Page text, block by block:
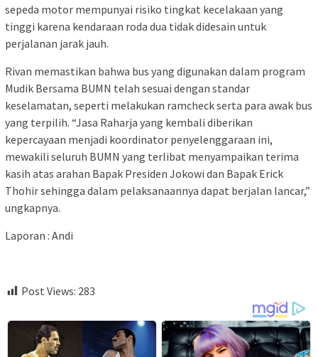
sepeda motor mempunyai risiko tingkat kecelakaan yang
tinggi karena kendaraan roda dua tidak didesain untuk
perjalanan jarak jauh.
Rivan memastikan bahwa bus yang digunakan dalam program
Mudik Bersama BUMN telah sesuai dengan standar
keselamatan, seperti melakukan ramcheck serta para awak bus
yang terpilih. “Jasa Raharja yang kembali diberikan
kepercayaan menjadi koordinator penyelenggaraan ini,
mewakili seluruh BUMN yang terlibat menyampaikan terima
kasih atas arahan Bapak Presiden Jokowi dan Bapak Erick
Thohir sehingga dalam pelaksanaannya dapat berjalan lancar,”
ungkapnya.
Laporan : Andi
Post Views: 283